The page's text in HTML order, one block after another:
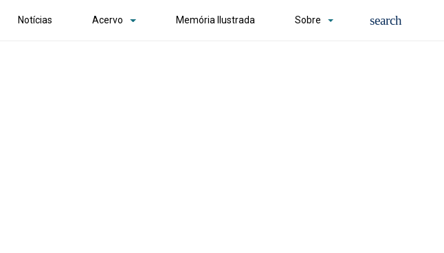
Notícias Acervo Memória Ilustrada Sobre